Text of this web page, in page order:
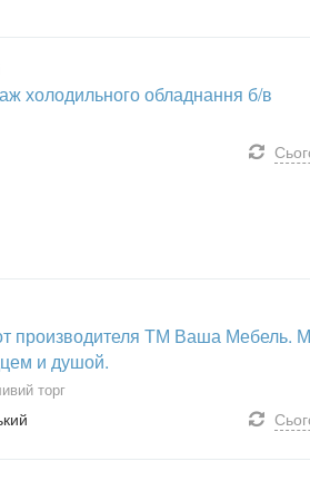
холодильного обладнання б/в
производителя ТМ Ваша Мебель.
и душой.
торг